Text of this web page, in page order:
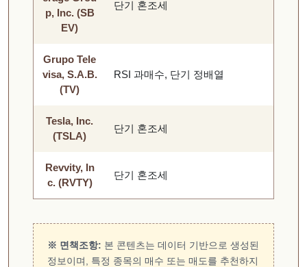
p, Inc. (SB
EV)
단기 혼조세
Grupo Tele
visa, S.A.B.
(TV)
RSI 과매수, 단기 정배열
Tesla, Inc.
(TSLA)
단기 혼조세
Revvity, In
c. (RVTY)
단기 혼조세
※ 면책조항: 본 콘텐츠는 데이터 기반으로 생성된
정보이며, 특정 종목의 매수 또는 매도를 추천하지